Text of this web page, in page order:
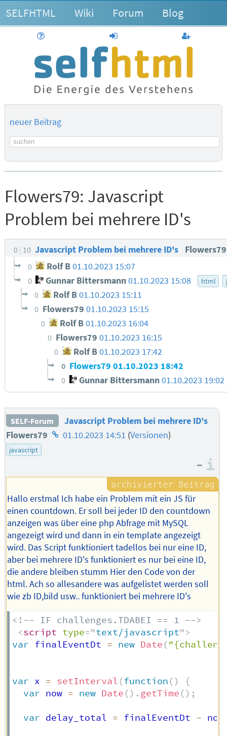
SELFHTML Wiki Forum Blog
anmelden
neuer Beitrag
Suchbegriff
Flowers79: Javascript
Problem bei mehrere ID's
0 10 Javascript Problem bei mehrere ID's
0 Rolf B01.10.2023 15:07
0 Gunnar Bittersmann01.10.2023 15:08 html
0 Rolf B01.10.2023 15:11
0 Flowers79 01.10.2023 15:15
0 Rolf B 01.10.2023 16:04
0 Flowers7901.10.2023 16:15
0 Rolf B01.10.2023 17:42
0 Flowers79 01.10.2023 18:42
0 Gunnar Bittersmann01.10.2023 19:02
SELF-Forum
Javascript Problem bei mehrere ID's
Flowers79 Homepage
01.10.2023 14:51 (Versionen)
javascript
–
Hallo erstmal Ich habe ein Problem mit ein JS für
einen countdown. Er soll bei jeder ID den countdown
anzeigen was über eine php Abfrage mit MySQL
angezeigt wird und dann in ein template angezeigt
wird. Das Script funktioniert tadellos bei nur eine ID,
aber bei mehrere ID's funktioniert es nur bei eine ID,
die andere bleiben stumm Hier den Code von der
html. Ach so allesandere was aufgelistet werden soll
wie zb ID,bild usw.. funktioniert bei mehrere ID's
<!-- IF challenges.TDABEI == 1 -->
<script type="text/javascript">
var finalEventDt = new Date (
var x = setInterval (function ()
{
var now = new Date () . getTime () ;
var delay_total = finalEventDt - now